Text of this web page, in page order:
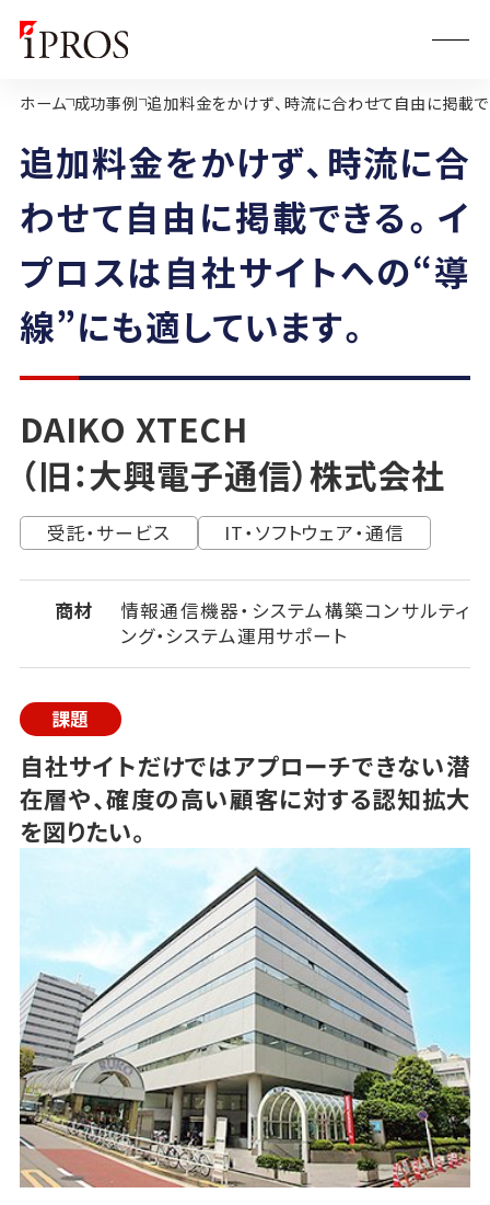
ホーム 成功事例 追加料金をかけず、時流に合わせて自由に掲載
追加料金をかけず、時流に合
わせて自由に掲載できる。イ
プロスは自社サイトへの“導
線”にも適しています。
DAIKO XTECH
（旧：大興電子通信）株式会社
受託・サービス IT・ソフトウェア・通信
商材
情報通信機器・システム構築コンサルティ
ング・システム運用サポート
課題
自社サイトだけではアプローチできない潜
在層や、確度の高い顧客に対する認知拡大
を図りたい。